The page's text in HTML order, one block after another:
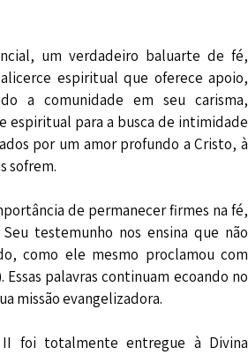
um verdadeiro baluarte de fé,
espiritual que oferece apoio,
a comunidade em seu carisma,
espiritual para a busca de intimidade
por um amor profundo a Cristo, à
sofrem.
de permanecer firmes na fé,
testemunho nos ensina que não
como ele mesmo proclamou com
palavras continuam ecoando no
missão evangelizadora.
foi totalmente entregue à Divina